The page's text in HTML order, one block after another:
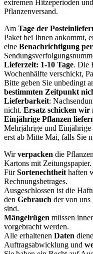
extremen Hitzeperioden
Pflanzenversand.
Am Tage der
Paket bei Ihnen ankommt,
eine Benachrichtigung
Lieferzeit: 1-10 Tage. Die
Wochenhälfte verschickt,
Bitte geben Sie unbedingt
bestimmten Zeitpunkt
Lieferbarkeit:
nicht. Ersatz schicken wir
Einjährige Pflanzen
Mehrjährige und Einjährige
erst ab Mitte Mai, falls Sie
Wirverpacken die
Kartons mit
FürSortenechtheithaften
Rechnungsbetrages.
Ausgeschlossen ist die
den Gebrauch der von uns
sind.
Mängelrügen müssen
vorgebracht werden.
Alle erhaltenen Daten
Auftragsabwicklung und